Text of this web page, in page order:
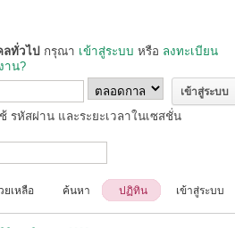
ทั่วไป กรุณา เข้าสู่ระบบ หรือ ลงทะเบียน
าน?
รหัสผ่าน และระยะเวลาในเซสชั่น
ยเหลือ ค้นหา ปฏิทิน เข้าสู่ระบบ